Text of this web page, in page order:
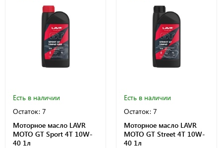
Есть в наличии
Остаток: 7
Моторное масло LAVR
MOTO GT Sport 4T 10W-
40 1л
Есть в наличии
Остаток: 7
Моторное масло LAVR
MOTO GT Street 4T 10W-
40 1л